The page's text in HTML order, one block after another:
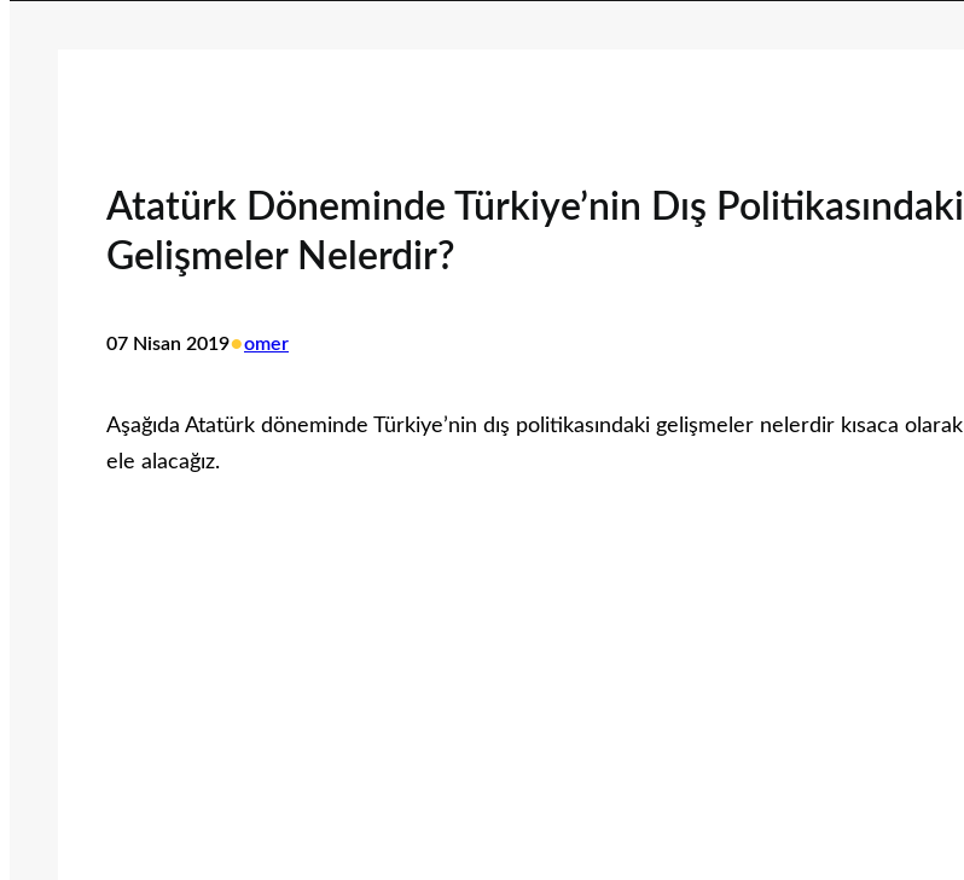
Atatürk Döneminde Türkiye’nin Dış Politikasındaki
Gelişmeler Nelerdir?
07 Nisan 2019•omer
Aşağıda Atatürk döneminde Türkiye’nin dış politikasındaki gelişmeler nelerdir kısaca olarak
ele alacağız.